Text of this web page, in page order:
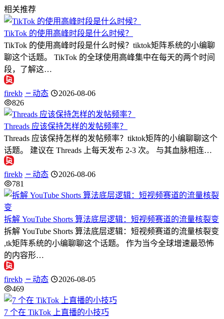
相关推荐
TikTok 的使用高峰时段是什么时候？
TikTok 的使用高峰时段是什么时候？tiktok矩阵系统的小编聊
聊这个话题。 TikTok 的全球使用高峰集中在每天的两个时间
段，了解这…
firekb 动态
2026-08-06
826
Threads 应该保持怎样的发帖频率？
Threads 应该保持怎样的发帖频率？tiktok矩阵的小编聊聊这个
话题。 建议在 Threads 上每天发布 2-3 次。 与其血脉相连…
firekb 动态
2026-08-06
781
拆解 YouTube Shorts 算法底层逻辑：短视频赛道的流量核裂变
拆解 YouTube Shorts 算法底层逻辑：短视频赛道的流量核裂变
,tk矩阵系统的小编聊聊这个话题。 作为当今全球增速最恐怖
的内容形…
firekb 动态
2026-08-05
469
7 个在 TikTok 上直播的小技巧